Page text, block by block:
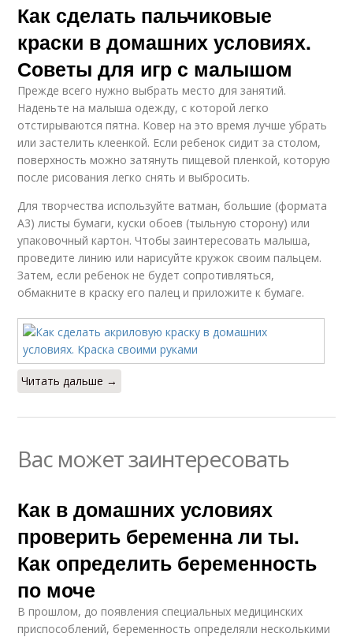
Как сделать пальчиковые
краски в домашних условиях.
Советы для игр с малышом
Прежде всего нужно выбрать место для занятий.
Наденьте на малыша одежду, с которой легко
отстирываются пятна. Ковер на это время лучше убрать
или застелить клеенкой. Если ребенок сидит за столом,
поверхность можно затянуть пищевой пленкой, которую
после рисования легко снять и выбросить.
Для творчества используйте ватман, большие (формата
А3) листы бумаги, куски обоев (тыльную сторону) или
упаковочный картон. Чтобы заинтересовать малыша,
проведите линию или нарисуйте кружок своим пальцем.
Затем, если ребенок не будет сопротивляться,
обмакните в краску его палец и приложите к бумаге.
Читать дальше →
Вас может заинтересовать
Как в домашних условиях
проверить беременна ли ты.
Как определить беременность
по моче
В прошлом, до появления специальных медицинских
приспособлений, беременность определяли несколькими